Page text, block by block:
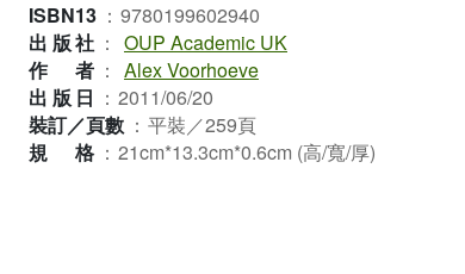
ISBN13 ： 9780199602940
出版社 ： OUP Academic UK
作者 ： Alex Voorhoeve
出版日 ： 2011/06/20
裝訂／頁數 ： 平裝／259頁
規格 ： 21cm*13.3cm*0.6cm (高/寬/厚)